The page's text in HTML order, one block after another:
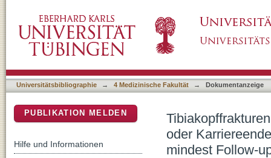
Nachuntersuchung von 28 Fällen mit
Universitätsbibliographie → 4 Medizinische Fakultät → Dokumentanzeige
oder
mindest Follow-
PUBLIKATION MELDEN
Hilfe und Informationen